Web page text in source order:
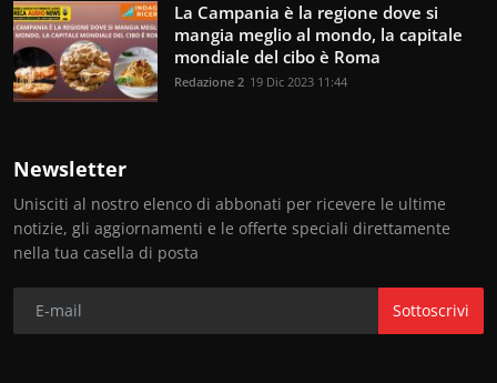
La Campania è la regione dove si
mangia meglio al mondo, la capitale
mondiale del cibo è Roma
Redazione 2 19 Dic 2023 11:44
Newsletter
Unisciti al nostro elenco di abbonati per ricevere le ultime
notizie, gli aggiornamenti e le offerte speciali direttamente
nella tua casella di posta
Sottoscrivi